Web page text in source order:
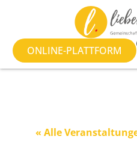
ONLINE-PLATTFORM
« Alle